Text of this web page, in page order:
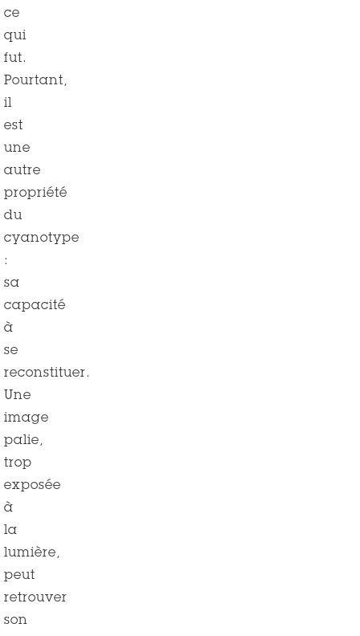
ce
qui
fut.
Pourtant,
il
est
une
autre
propriété
du
cyanotype
:
sa
capacité
à
se
reconstituer.
Une
image
palie,
trop
exposée
à
la
lumière,
peut
retrouver
son